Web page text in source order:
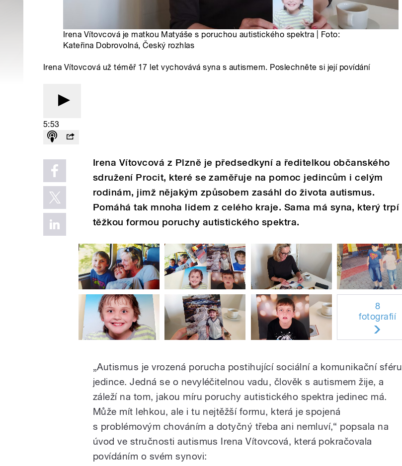
Irena Vítovcová je matkou Matyáše s poruchou autistického spektra | Foto:
Kateřina Dobrovolná, Český rozhlas
Irena Vítovcová už téměř 17 let vychovává syna s autismem. Poslechněte si její povídání
5:53
Irena Vítovcová z Plzně je předsedkyní a ředitelkou občanského
sdružení Procit, které se zaměřuje na pomoc jedincům i celým
rodinám, jimž nějakým způsobem zasáhl do života autismus.
Pomáhá tak mnoha lidem z celého kraje. Sama má syna, který trpí
těžkou formou poruchy autistického spektra.
8
fotografií
„Autismus je vrozená porucha postihující sociální a komunikační sféru
jedince. Jedná se o nevyléčitelnou vadu, člověk s autismem žije, a
záleží na tom, jakou míru poruchy autistického spektra jedinec má.
Může mít lehkou, ale i tu nejtěžší formu, která je spojená
s problémovým chováním a dotyčný třeba ani nemluví,“ popsala na
úvod ve stručnosti autismus Irena Vítovcová, která pokračovala
povídáním o svém synovi: